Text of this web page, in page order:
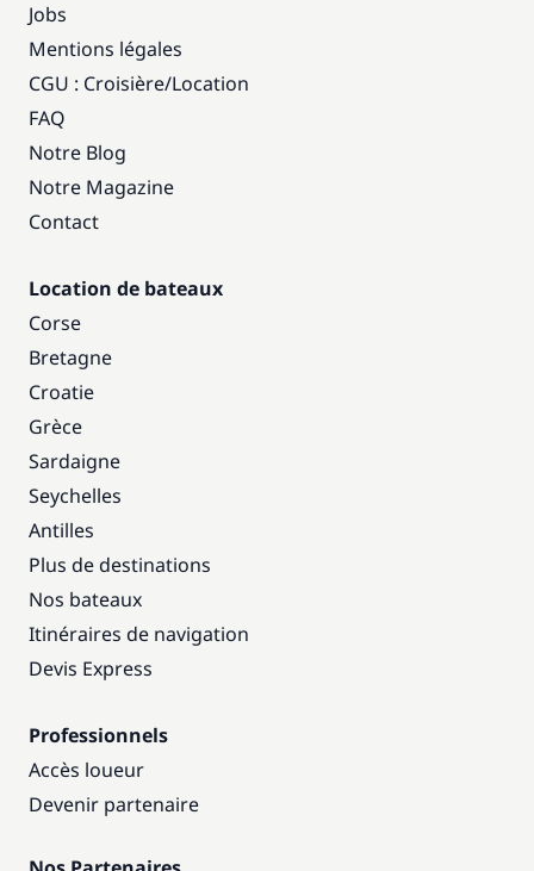
Jobs
Mentions légales
CGU : Croisière/Location
FAQ
Notre Blog
Notre Magazine
Contact
Location de bateaux
Corse
Bretagne
Croatie
Grèce
Sardaigne
Seychelles
Antilles
Plus de destinations
Nos bateaux
Itinéraires de navigation
Devis Express
Professionnels
Accès loueur
Devenir partenaire